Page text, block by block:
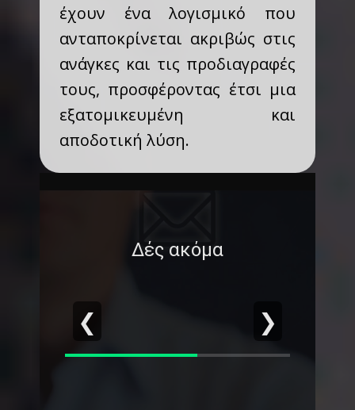
έχουν ένα λογισμικό που
ανταποκρίνεται ακριβώς στις
ανάγκες και τις προδιαγραφές
τους, προσφέροντας έτσι μια
εξατομικευμένη και
αποδοτική λύση.
Δές ακόμα
❮ ❯